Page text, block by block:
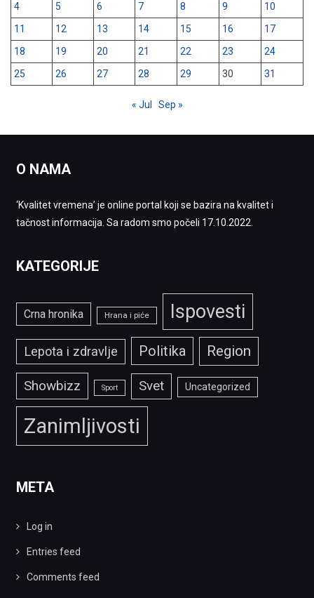
4
5 6 7 8 9
10
11
12 13 14 15 16
17
18
19 20 21 22 23
24
25
26 27 28 29 30 31
« Jul Sep »
O NAMA
‘Kvalitet vremena’ je online portal koji se bazira na kvalitet i
tačnost informacija. Sa radom smo počeli 17.10.2022.
KATEGORIJE
Crna hronika Hrana i piće Ispovesti
Lepota i zdravlje Politika Region
Showbizz Sport Svet Uncategorized
Zanimljivosti
META
Log in
Entries feed
Comments feed